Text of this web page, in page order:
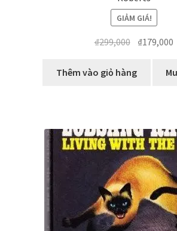
GIẢM GIÁ!
₫299,000 Giá
là:
₫179,000
Thêm vào giỏ hàng